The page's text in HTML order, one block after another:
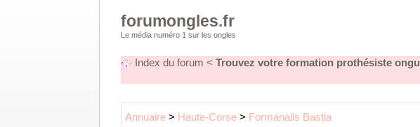
forumongles.fr
Le média numéro 1 sur les ongles
Index du forum < Trouvez votre formation prothésiste
Annuaire > Haute-Corse > Formanails Bastia